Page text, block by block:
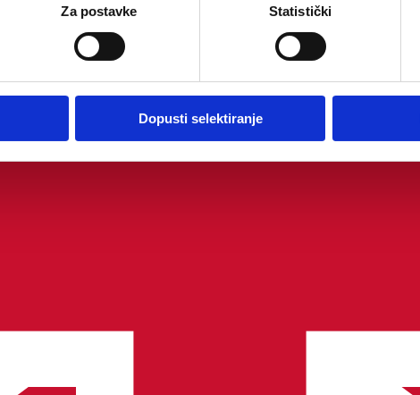
Za postavke Statistički
Dopusti selektiranje